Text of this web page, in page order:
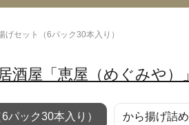
お米
和菓子
芸能・文化
ファッション
げセット（6パック30本入り）
酒屋「恵屋（めぐみや）」
パック30本入り） から揚げ詰